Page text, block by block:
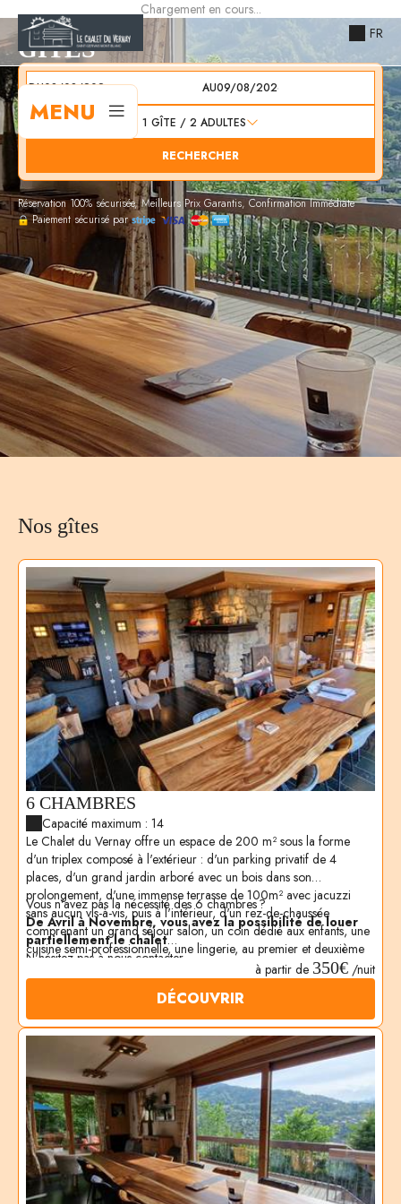
Chargement en cours...
FR
MENU
GÎTES
DU AU
1 GÎTE / 2 ADULTES
RECHERCHER
Réservation 100% sécurisée, Meilleurs Prix Garantis, Confirmation Immédiate
Paiement sécurisé par
Nos gîtes
6 CHAMBRES
Capacité maximum : 14
Le Chalet du Vernay offre un espace de 200 m² sous la forme
d'un triplex composé à l'extérieur : d'un parking privatif de 4
places, d'un grand jardin arboré avec un bois dans son
prolongement, d'une immense terrasse de 100m² avec jacuzzi
sans aucun vis-à-vis, puis à l'intérieur, d'un rez-de-chaussée
comprenant un grand séjour salon, un coin dédié aux enfants, une
cuisine semi-professionnelle, une lingerie, au premier et deuxième
permettant d'accueillir au
maximum 12 adultes et 2 enfants de moins de 10 ans.
La situation du Chalet du Vernay dans une rue calme et résidentielle
est idéalement orientée et permet de bénéficier d'un ensoleillement
dès le midi jusqu'en soirée avec unevue exceptionnellesur la
chaîne des Aravis et des Fiz sur la terrasse, dans le jacuzzi et dans
chaque pièce du Chalet.
Situés à proximité immédiate du centre du village, l'ensemble des
services et commerces sont accessibles à pied par un raccourci très
pratique. L'accès auxtélécabines est à 15 min à pied ou par
la navette à quelques dizaines de mètres.
Vous n'avez pas la nécessité des 6 chambres ?
De Avril à Novembre, vous avez la possibilité de louer
partiellement le chalet
N'hésitez pas à nous contacter
Au plaisir de vous recevoir
CATHERINE ET JEAN
à partir de 350€ /nuit
DÉCOUVRIR